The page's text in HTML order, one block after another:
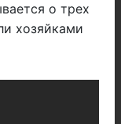
о трех
хозяйками